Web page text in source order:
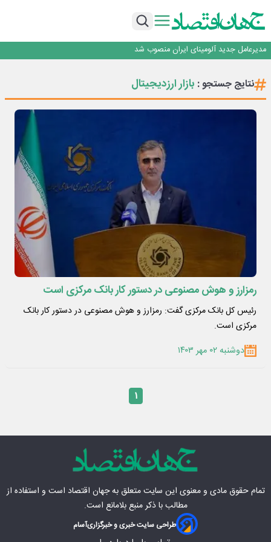
بازگشت فرش ماشینی به اصفهان پس از هفت سال؛ دو نمایشگاه تخصصی در شهر
مدیرعامل جدید آلومینای ایران منصوب شد
بانک ملت در رتبه نخست پرداخت تسهیلات ازدواج و فرزندآوری قرار گرفت
بازگشت فرش ماشینی به اصفهان پس از هفت سال؛ دو نمایشگاه تخصصی در شهر
نتایج جستجو : بازار ارزدیجیتال
رمزارز و هوش مصنوعی در دستور کار بانک مرکزی است
رئیس کل بانک مرکزی گفت: رمزارز و هوش مصنوعی در دستور کار بانک
مرکزی است.
دوشنبه ۰۲ مهر ۱۴۰۳
۱
تمام حقوق مادی‌ و معنوی این سایت متعلق بهجهان اقتصاد است و استفاده از
مطالب با ذکر منبع بلامانع است.
طراحی سایت خبری و خبرگزاریآسام